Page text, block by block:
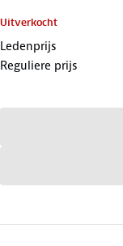
Uitverkocht
Ledenprijs
Reguliere prijs